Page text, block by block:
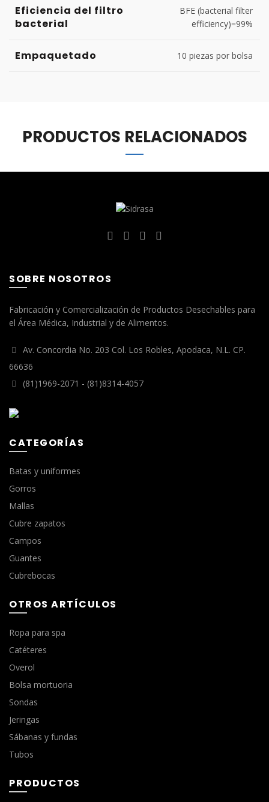
Eficiencia del filtro
bacterial
BFE (bacterial filter
efficiency)=99%
Empaquetado 10 piezas por bolsa
PRODUCTOS RELACIONADOS
SOBRE NOSOTROS
Fabricación y Comercialización de Productos Desechables para
el Área Médica, Industrial y de Alimentos.
Av. Concordia No. 203 Col. Los Robles, Apodaca, N.L. CP.
66636
(81)1969-2071 - (81)8314-4057
CATEGORÍAS
Batas y uniformes
Gorros
Mallas
Cubre zapatos
Campos
Guantes
Cubrebocas
OTROS ARTÍCULOS
Ropa para spa
Catéteres
Overol
Bolsa mortuoria
Sondas
Jeringas
Sábanas y fundas
Tubos
PRODUCTOS